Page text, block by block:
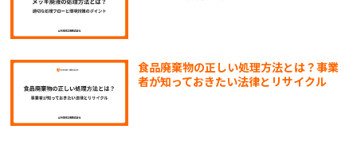
食品廃棄物の正しい処理方法とは？事業
者が知っておきたい法律とリサイクル